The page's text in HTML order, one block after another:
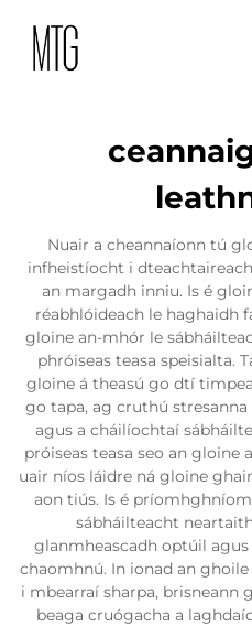
Nuair a cheannaíonn tú
infheistíocht i
an margadh inniu. Is é
réabhlóideach le haghaidh
gloine an-mhór le
phróiseas teasa speisialta.
gloine á theasú go dtí
go tapa, ag cruthú
agus a cháilíochtaí
próiseas teasa seo an gloine
uair níos láidre ná gloine
aon tiús. Is é
sábháilteacht
glanmheascadh optúil
chaomhnú. In ionad an
i mbearraí sharpa, brisneann
beaga cruógacha a